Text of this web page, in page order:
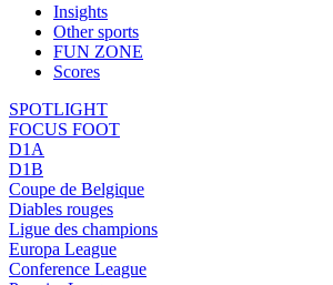
Insights
Other sports
FUN ZONE
Scores
SPOTLIGHT
FOCUS FOOT
D1A
D1B
Coupe de Belgique
Diables rouges
Ligue des champions
Europa League
Conference League